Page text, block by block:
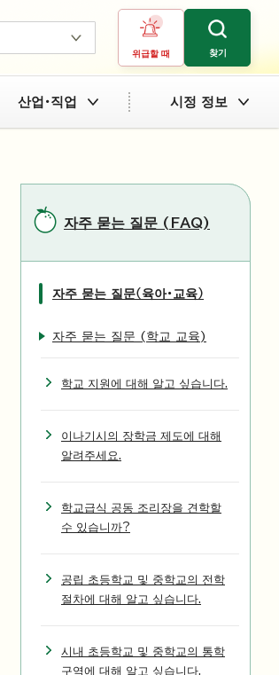
위급할 때 찾기
산업・직업 시정 정보
자주 묻는 질문 (FAQ)
자주 묻는 질문（육아・교육）
자주 묻는 질문 (학교 교육)
학교 지원에 대해 알고 싶습니다.
이나기시의 장학금 제도에 대해
알려주세요.
학교급식 공동 조리장을 견학할
수 있습니까?
공립 초등학교 및 중학교의 전학
절차에 대해 알고 싶습니다.
시내 초등학교 및 중학교의 통학
구역에 대해 알고 싶습니다.